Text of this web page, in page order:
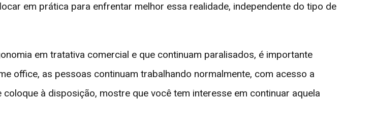
em prática para enfrentar melhor essa realidade, independente do tipo de
em tratativa comercial e que continuam paralisados, é importante
office, as pessoas continuam trabalhando normalmente, com acesso a
à disposição, mostre que você tem interesse em continuar aquela